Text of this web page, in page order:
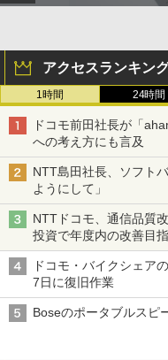
アクセスランキン
1時間 24時間
ドコモ前田社長が「
への考え方にも言及
NTT島田社長、ソフト
ようにして」
NTTドコモ、通信品質
投資で年度内の改善目
ドコモ・バイクシェア
7日に復旧作業
Boseのポータブルスピ